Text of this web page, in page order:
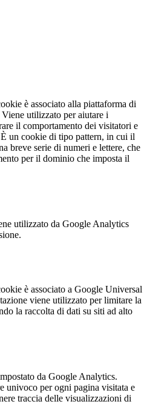
è associato alla piattaforma di
utilizzato per aiutare i
il comportamento dei visitatori e
un cookie di tipo pattern, in cui il
breve serie di numeri e lettere, che
per il dominio che imposta il
utilizzato da Google Analytics
è associato a Google Universal
viene utilizzato per limitare la
la raccolta di dati su siti ad alto
da Google Analytics.
univoco per ogni pagina visitata e
traccia delle visualizzazioni di